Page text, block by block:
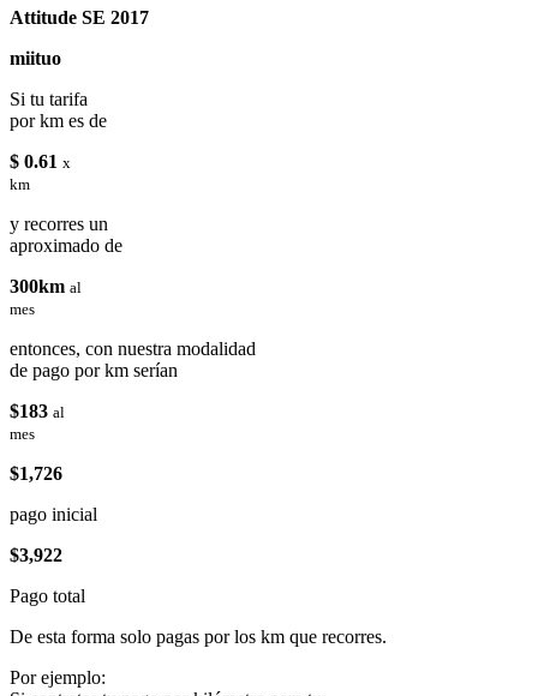
Attitude SE 2017
miituo
Si tu tarifa
por km es de
$ 0.61 x
km
y recorres un
aproximado de
300km al
mes
entonces, con nuestra modalidad
de pago por km serían
$183 al
mes
$1,726
pago inicial
$3,922
Pago total
De esta forma solo pagas por los km que recorres.
Por ejemplo: